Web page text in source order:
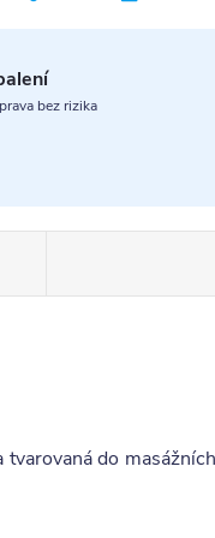
bez rizika
do